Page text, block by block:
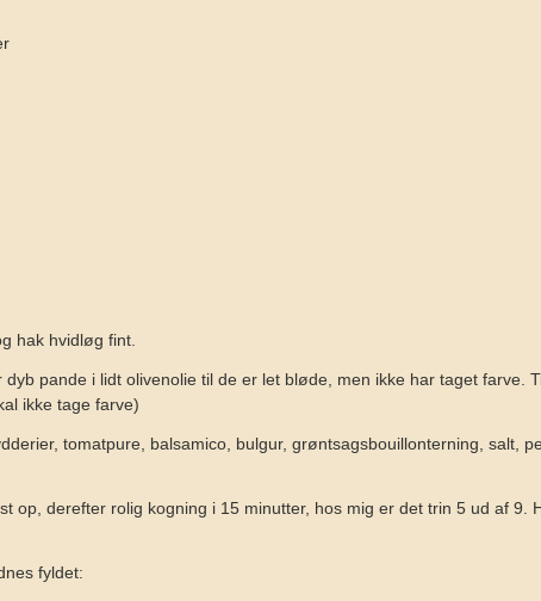
hak hvidløg fint.
dyb pande i lidt olivenolie til de er let bløde, men ikke har taget farve.
ikke tage farve)
tomatpure, balsamico, bulgur, grøntsagsbouillonterning, salt,
op, derefter rolig kogning i 15 minutter, hos mig er det trin 5 ud af 9.
fyldet: